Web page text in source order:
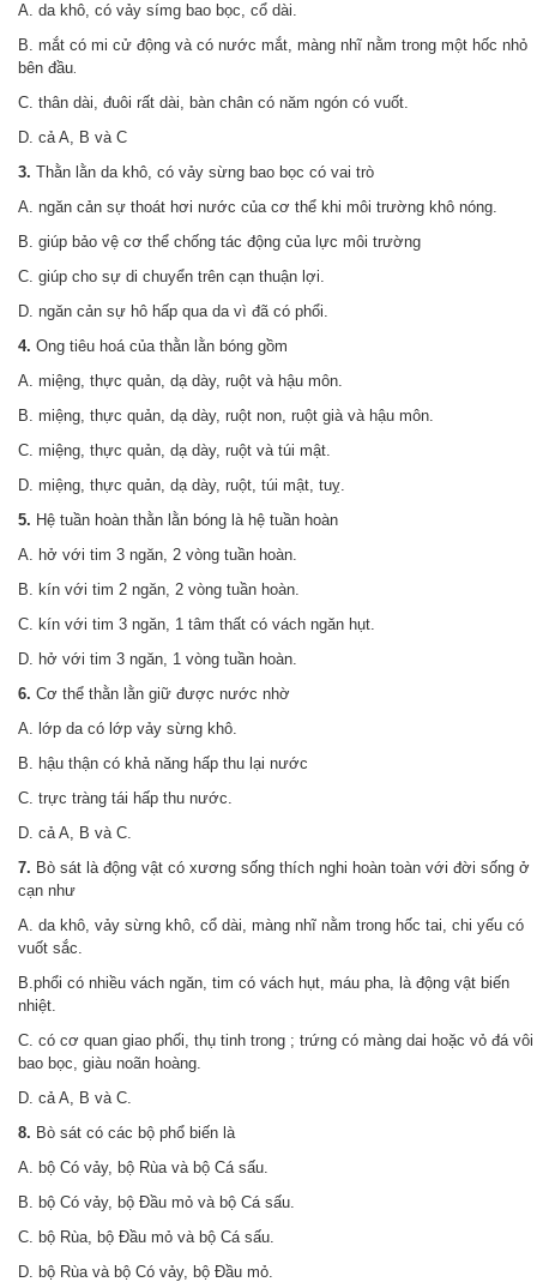
A. da khô, có vảy símg bao bọc, cổ dài.
B. mắt có mi cử động và có nước mắt, màng nhĩ nằm trong một hốc nhỏ
bên đầu
C. thân dài, đuôi rất dài, bàn chân có năm ngón có vuốt.
D. cả A, B và C
3. Thằn lằn da khô, có vảy sừng bao bọc có vai trò
A. ngăn cản sự thoát hơi nước của cơ thể khi môi trường khô nóng.
B. giúp bảo vệ cơ thể chống tác động của lực môi trường
C. giúp cho sự di chuyển trên cạn thuận lợi.
D. ngăn cản sự hô hấp qua da vì đã có phổi.
4. Ong tiêu hoá của thằn lằn bóng gồm
A. miệng, thực quản, dạ dày, ruột và hậu môn.
B. miệng, thực quản, dạ dày, ruột non, ruột già và hậu môn.
C. miệng, thực quản, dạ dày, ruột và túi mật.
D. miệng, thực quản, dạ dày, ruột, túi mật, tuỵ.
5. Hệ tuần hoàn thằn lằn bóng là hệ tuần hoàn
A. hở với tim 3 ngăn, 2 vòng tuần hoàn.
B. kín với tim 2 ngăn, 2 vòng tuần hoàn.
C. kín với tim 3 ngăn, 1 tâm thất có vách ngăn hụt.
D. hở với tim 3 ngăn, 1 vòng tuần hoàn.
6. Cơ thể thằn lằn giữ được nước nhờ
A. lớp da có lớp vảy sừng khô.
B. hậu thận có khả năng hấp thu lại nước
C. trực tràng tái hấp thu nước.
D. cả A, B và C.
7. Bò sát là động vật có xương sống thích nghi hoàn toàn với đời sống ở
cạn như
A. da khô, vảy sừng khô, cổ dài, màng nhĩ nằm trong hốc tai, chi yếu có
vuốt sắc.
B.phổi có nhiều vách ngăn, tim có vách hụt, máu pha, là động vật biến
nhiệt.
C. có cơ quan giao phối, thụ tinh trong ; trứng có màng dai hoặc vỏ đá vôi
bao bọc, giàu noãn hoàng.
D. cả A, B và C.
8. Bò sát có các bộ phổ biến là
A. bộ Có vảy, bộ Rùa và bộ Cá sấu.
B. bộ Có vảy, bộ Đầu mỏ và bộ Cá sấu.
C. bộ Rùa, bộ Đầu mỏ và bộ Cá sấu.
D. bộ Rùa và bộ Có vảy, bộ Đầu mỏ.